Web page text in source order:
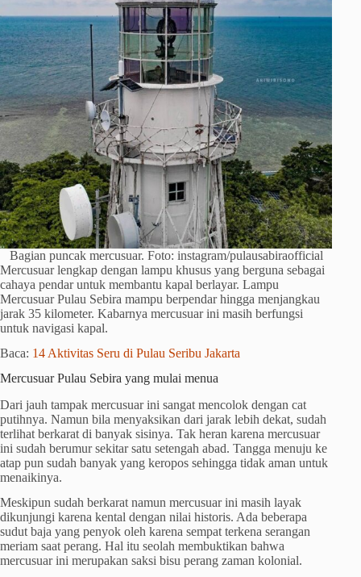
Bagian puncak mercusuar. Foto: instagram/pulausabiraofficial
Mercusuar lengkap dengan lampu khusus yang berguna sebagai
cahaya pendar untuk membantu kapal berlayar. Lampu
Mercusuar Pulau Sebira mampu berpendar hingga menjangkau
jarak 35 kilometer. Kabarnya mercusuar ini masih berfungsi
untuk navigasi kapal.
Baca: 14 Aktivitas Seru di Pulau Seribu Jakarta
Mercusuar Pulau Sebira yang mulai menua
Dari jauh tampak mercusuar ini sangat mencolok dengan cat
putihnya. Namun bila menyaksikan dari jarak lebih dekat, sudah
terlihat berkarat di banyak sisinya. Tak heran karena mercusuar
ini sudah berumur sekitar satu setengah abad. Tangga menuju ke
atap pun sudah banyak yang keropos sehingga tidak aman untuk
menaikinya.
Meskipun sudah berkarat namun mercusuar ini masih layak
dikunjungi karena kental dengan nilai historis. Ada beberapa
sudut baja yang penyok oleh karena sempat terkena serangan
meriam saat perang. Hal itu seolah membuktikan bahwa
mercusuar ini merupakan saksi bisu perang zaman kolonial.